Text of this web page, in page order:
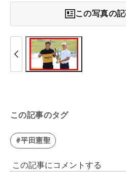
この写真の
この記事のタグ
#平田憲聖